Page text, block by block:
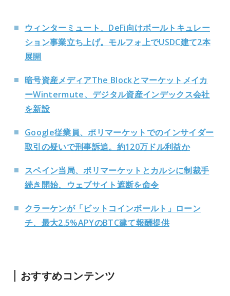
ウィンターミュート、DeFi向けボールトキュレー
ション事業立ち上げ。モルフォ上でUSDC建て2本
展開
暗号資産メディアThe Blockとマーケットメイカ
ーWintermute、デジタル資産インデックス会社
を新設
Google従業員、ポリマーケットでのインサイダー
取引の疑いで刑事訴追。約120万ドル利益か
スペイン当局、ポリマーケットとカルシに制裁手
続き開始、ウェブサイト遮断を命令
クラーケンが「ビットコインボールト」ローン
チ、最大2.5%APYのBTC建て報酬提供
おすすめコンテンツ